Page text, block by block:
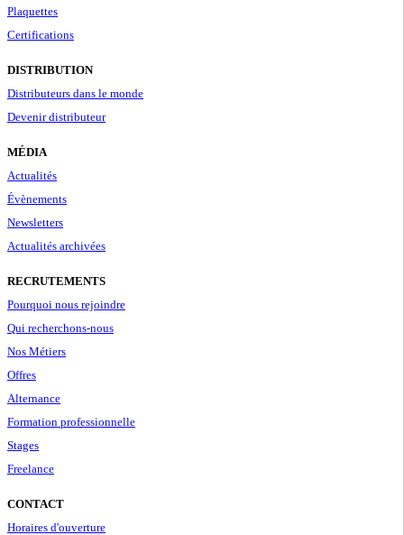
Plaquettes
Certifications
DISTRIBUTION
Distributeurs dans le monde
Devenir distributeur
MÉDIA
Actualités
Évènements
Newsletters
Actualités archivées
RECRUTEMENTS
Pourquoi nous rejoindre
Qui recherchons-nous
Nos Métiers
Offres
Alternance
Formation professionnelle
Stages
Freelance
CONTACT
Horaires d'ouverture